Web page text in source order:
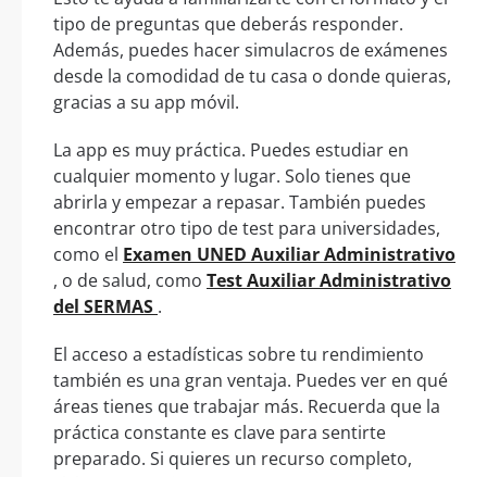
tipo de preguntas que deberás responder.
Además, puedes hacer simulacros de exámenes
desde la comodidad de tu casa o donde quieras,
gracias a su app móvil.
La app es muy práctica. Puedes estudiar en
cualquier momento y lugar. Solo tienes que
abrirla y empezar a repasar. También puedes
encontrar otro tipo de test para universidades,
como el Examen UNED Auxiliar Administrativo
, o de salud, como Test Auxiliar Administrativo
del SERMAS .
El acceso a estadísticas sobre tu rendimiento
también es una gran ventaja. Puedes ver en qué
áreas tienes que trabajar más. Recuerda que la
práctica constante es clave para sentirte
preparado. Si quieres un recurso completo,